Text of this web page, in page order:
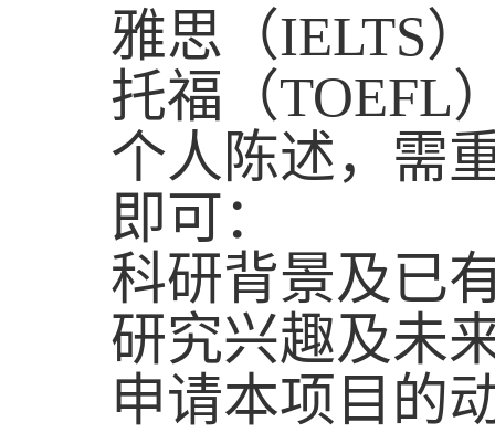
雅思（IELTS）
托福（TOEFL
个人陈述， 需
即可：
科研背景及已
研究兴趣及未
申请本项目的